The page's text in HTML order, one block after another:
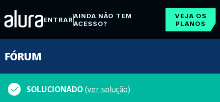
ENTRARAINDA NÃO TEM
ACESSO?
VEJA OS
PLANOS
FÓRUM
SOLUCIONADO(ver solução)